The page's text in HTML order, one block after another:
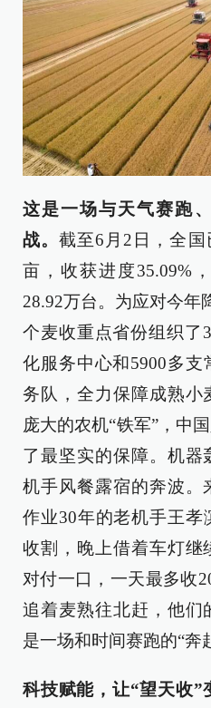
这是一场与天气赛跑
战。截至6月2日，全
亩，收获进度35.09%
28.92万台。为应对今年
个麦收重点省份组织了
化服务中心和5900多
务队，全力保障成熟小
庞大的农机“铁军”，中
了最坚实的保障。机器
机手风餐露宿的奔波。
作业30年的老机手王孝
收割，晚上借着车灯继
对付一口，一天最多收
追着麦熟往北赶，他们
是一场和时间赛跑的“奔
科技赋能，让“望天收”